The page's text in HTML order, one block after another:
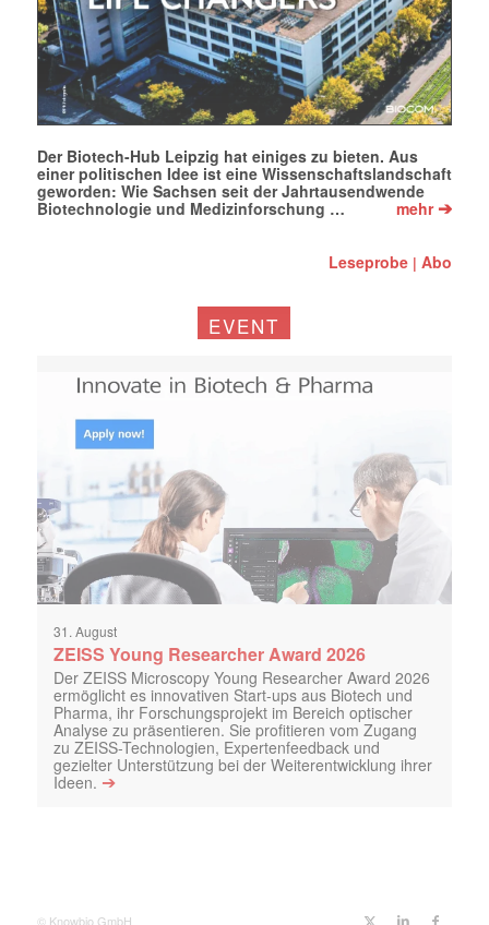
Der Biotech-Hub Leipzig hat einiges zu bieten. Aus
einer politischen Idee ist eine Wissenschaftslandschaft
geworden: Wie Sachsen seit der Jahrtausendwende
Biotechnologie und Medizinforschung …
mehr➔
Leseprobe |Abo
EVENT
31. August
ZEISS Young Researcher Award 2026
Der ZEISS Microscopy Young Researcher Award 2026
ermöglicht es innovativen Start-ups aus Biotech und
Pharma, ihr Forschungsprojekt im Bereich optischer
Analyse zu präsentieren. Sie profitieren vom Zugang
zu ZEISS-Technologien, Expertenfeedback und
gezielter Unterstützung bei der Weiterentwicklung ihrer
Ideen. ➔
© Knowbio GmbH